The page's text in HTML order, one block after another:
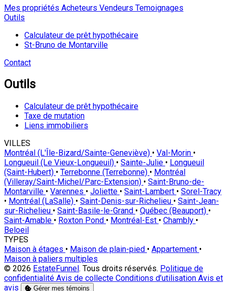
Mes propriétés Acheteurs Vendeurs Temoignages
Outils
Calculateur de prêt hypothécaire
St-Bruno de Montarville
Contact
Outils
Calculateur de prêt hypothécaire
Taxe de mutation
Liens immobiliers
VILLES
Montréal (L'Île-Bizard/Sainte-Geneviève) • Val-Morin •
Longueuil (Le Vieux-Longueuil) • Sainte-Julie • Longueuil
(Saint-Hubert) • Terrebonne (Terrebonne) • Montréal
(Villeray/Saint-Michel/Parc-Extension) • Saint-Bruno-de-
Montarville • Varennes • Joliette • Saint-Lambert • Sorel-Tracy
• Montréal (LaSalle) • Saint-Denis-sur-Richelieu • Saint-Jean-
sur-Richelieu • Saint-Basile-le-Grand • Québec (Beauport) •
Saint-Amable • Roxton Pond • Montréal-Est • Chambly •
Beloeil
TYPES
Maison à étages • Maison de plain-pied • Appartement •
Maison à paliers multiples
© 2026 EstateFunnel . Tous droits réservés. Politique de
confidentialité Avis de collecte Conditions d’utilisation Avis et
avis
Gérer mes témoins